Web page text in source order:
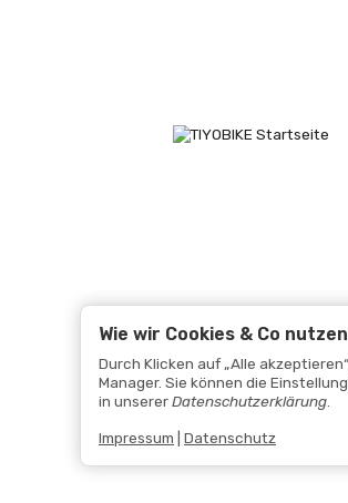
Wie wir Cookies & Co nutzen
Durch Klicken auf „Alle
Manager. Sie können die
in unsererDatenschutzerklärung
Impressum Datenschutz